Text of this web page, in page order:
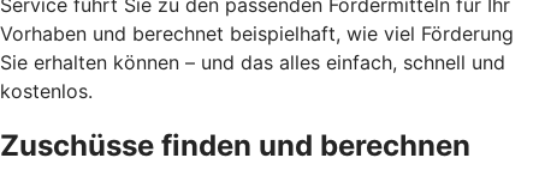
Service führt Sie zu den passenden Fördermitteln für Ihr
Vorhaben und berechnet beispielhaft, wie viel Förderung
Sie erhalten können – und das alles einfach, schnell und
kostenlos.
Zuschüsse finden und berechnen